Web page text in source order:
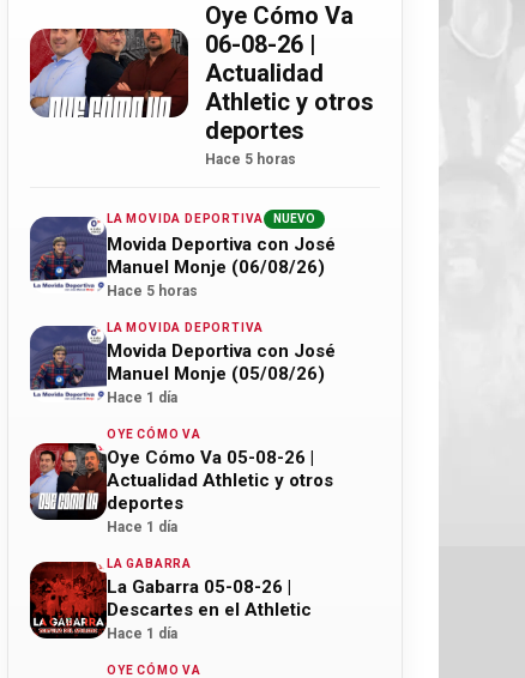
Oye Cómo Va
06-08-26 |
Actualidad
Athletic y otros
deportes
Hace 5 horas
LA MOVIDA DEPORTIVA NUEVO
Movida Deportiva con José
Manuel Monje (06/08/26)
Hace 5 horas
LA MOVIDA DEPORTIVA
Movida Deportiva con José
Manuel Monje (05/08/26)
Hace 1 día
OYE CÓMO VA
Oye Cómo Va 05-08-26 |
Actualidad Athletic y otros
deportes
Hace 1 día
LA GABARRA
La Gabarra 05-08-26 |
Descartes en el Athletic
Hace 1 día
OYE CÓMO VA